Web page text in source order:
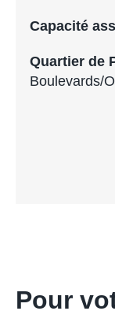
Capacité
Quartier de
Boulevards/
Pour